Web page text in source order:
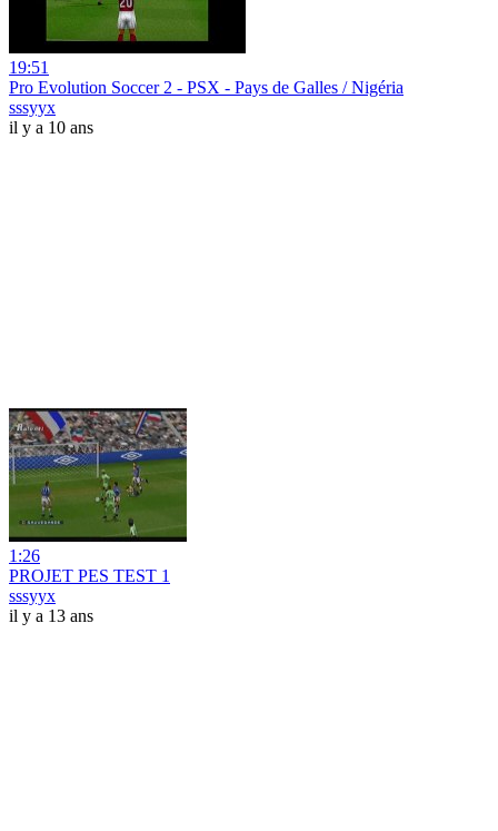
19:51
Pro Evolution Soccer 2 - PSX - Pays de Galles / Nigéria
sssyyx
il y a 10 ans
1:26
PROJET PES TEST 1
sssyyx
il y a 13 ans